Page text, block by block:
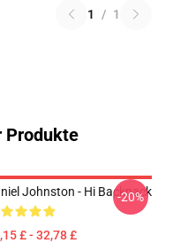
1 / 1
Produkte
Johnston - Hi Backpack
£ - 32,78 £
-20%